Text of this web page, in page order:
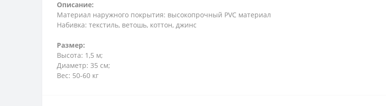
Описание:
Материал наружного покрытия: высокопрочный PVC материал
Набивка: текстиль, ветошь, коттон, джинс
Размер:
Высота: 1,5 м;
Диаметр: 35 см;
Вес: 50-60 кг